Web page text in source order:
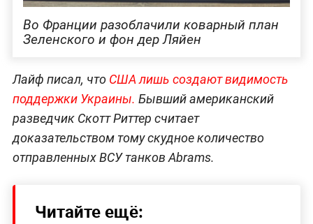
Во Франции разоблачили коварный план
Зеленского и фон дер Ляйен
Лайф писал, что США лишь создают видимость
поддержки Украины. Бывший американский
разведчик Скотт Риттер считает
доказательством тому скудное количество
отправленных ВСУ танков Abrams.
Читайте ещё: